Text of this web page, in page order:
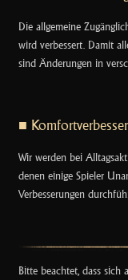
Die allgemeine
wird verbessert. Damit
sind Änderungen in
■
Wir werden bei
denen einige Spieler
Verbesserungen
Bitte beachtet, dass